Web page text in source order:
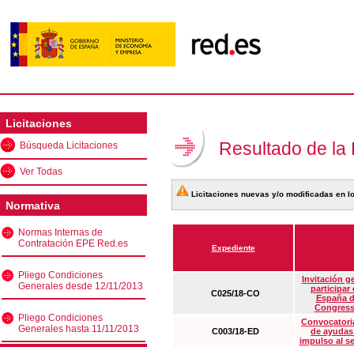
Licitaciones
Búsqueda Licitaciones
Ver Todas
Normativa
Normas Internas de
Contratación EPE Red.es
Pliego Condiciones
Generales desde 12/11/2013
Pliego Condiciones
Generales hasta 11/11/2013
Resultado de la
Licitaciones nuevas y/o modificadas en
Expediente
C025/18-CO
Invitación
participar
España
C003/18-ED
de
impulso al